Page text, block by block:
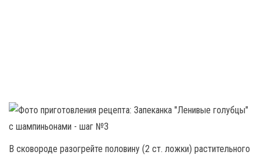
В сковороде разогрейте половину (2 ст. ложки) растительного